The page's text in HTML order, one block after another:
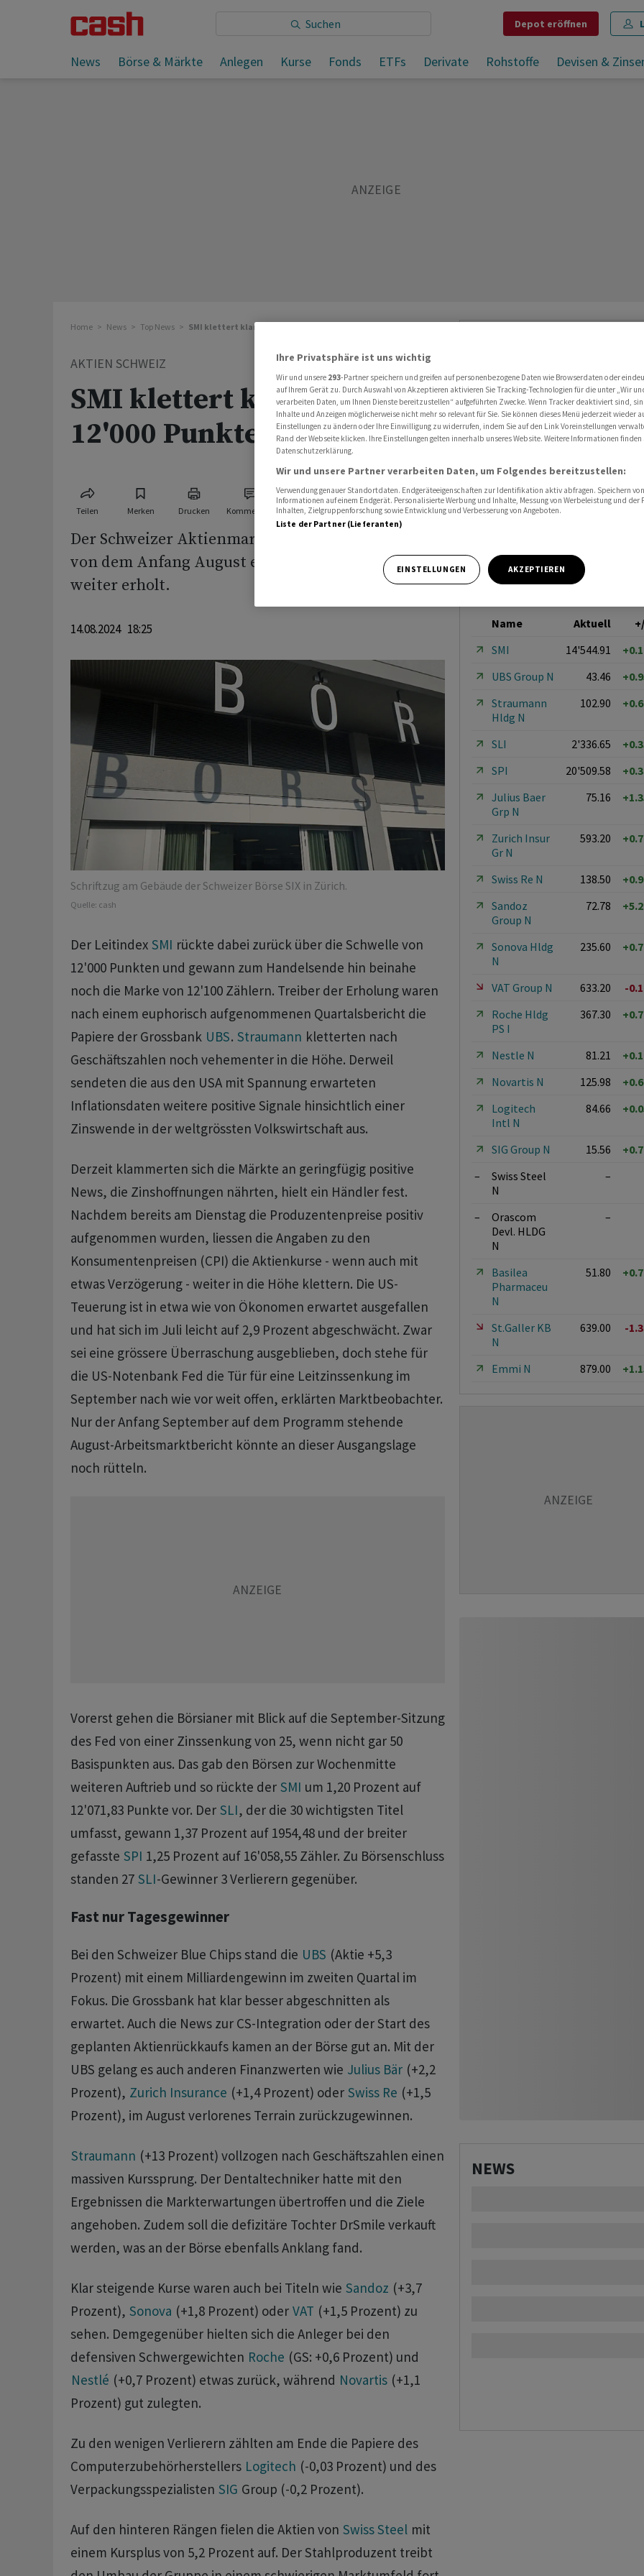
Depot eröffnen
News Börse & Märkte Anlegen Kurse Fonds ETFs Derivate Rohstoffe Devisen &
Sie lesen: SMI klettert klar über 12'000 Punkte
Teilen Merken Drucken Kommentare
Home News Top News SMI klettert klar über 12'000 Punkte
AKTIEN SCHWEIZ
SMI klettert klar über
12'000 Punkte
Teilen Merken Drucken Kommentare
Der Schweizer Aktienmarkt hat sich am Mittwoch
von dem Anfang August erlittenen Rückschlag
weiter erholt.
14.08.2024 18:25
Schriftzug am Gebäude der Schweizer Börse SIX in Zürich.
Quelle: cash
Der Leitindex SMI rückte dabei zurück über die Schwelle von
12'000 Punkten und gewann zum Handelsende hin beinahe
noch die Marke von 12'100 Zählern. Treiber der Erholung waren
nach einem euphorisch aufgenommenen Quartalsbericht die
Papiere der Grossbank UBS. Straumann kletterten nach
Geschäftszahlen noch vehementer in die Höhe. Derweil
sendeten die aus den USA mit Spannung erwarteten
Inflationsdaten weitere positive Signale hinsichtlich einer
Zinswende in der weltgrössten Volkswirtschaft aus.
Derzeit klammerten sich die Märkte an geringfügig positive
News, die Zinshoffnungen nährten, hielt ein Händler fest.
Nachdem bereits am Dienstag die Produzentenpreise positiv
aufgenommen wurden, liessen die Angaben zu den
Konsumentenpreisen (CPI) die Aktienkurse - wenn auch mit
etwas Verzögerung - weiter in die Höhe klettern. Die US-
Teuerung ist in etwa wie von Ökonomen erwartet ausgefallen
und hat sich im Juli leicht auf 2,9 Prozent abgeschwächt. Zwar
sei eine grössere Überraschung ausgeblieben, doch stehe für
die US-Notenbank Fed die Tür für eine Leitzinssenkung im
September nach wie vor weit offen, erklärten Marktbeobachter.
Nur der Anfang September auf dem Programm stehende
August-Arbeitsmarktbericht könnte an dieser Ausgangslage
noch rütteln.
Vorerst gehen die Börsianer mit Blick auf die September-Sitzung
des Fed von einer Zinssenkung von 25, wenn nicht gar 50
Basispunkten aus. Das gab den Börsen zur Wochenmitte
weiteren Auftrieb und so rückte der SMI um 1,20 Prozent auf
12'071,83 Punkte vor. Der SLI, der die 30 wichtigsten Titel
umfasst, gewann 1,37 Prozent auf 1954,48 und der breiter
gefasste SPI 1,25 Prozent auf 16'058,55 Zähler. Zu Börsenschluss
standen 27 SLI-Gewinner 3 Verlierern gegenüber.
Fast nur Tagesgewinner
Bei den Schweizer Blue Chips stand die UBS (Aktie +5,3
Prozent) mit einem Milliardengewinn im zweiten Quartal im
Fokus. Die Grossbank hat klar besser abgeschnitten als
erwartet. Auch die News zur CS-Integration oder der Start des
geplanten Aktienrückkaufs kamen an der Börse gut an. Mit der
UBS gelang es auch anderen Finanzwerten wie Julius Bär (+2,2
Prozent), Zurich Insurance (+1,4 Prozent) oder Swiss Re (+1,5
Prozent), im August verlorenes Terrain zurückzugewinnen.
Straumann (+13 Prozent) vollzogen nach Geschäftszahlen einen
massiven Kurssprung. Der Dentaltechniker hatte mit den
Ergebnissen die Markterwartungen übertroffen und die Ziele
angehoben. Zudem soll die defizitäre Tochter DrSmile verkauft
werden, was an der Börse ebenfalls Anklang fand.
Klar steigende Kurse waren auch bei Titeln wie Sandoz (+3,7
Prozent), Sonova (+1,8 Prozent) oder VAT (+1,5 Prozent) zu
sehen. Demgegenüber hielten sich die Anleger bei den
defensiven Schwergewichten Roche (GS: +0,6 Prozent) und
Nestlé (+0,7 Prozent) etwas zurück, während Novartis (+1,1
Prozent) gut zulegten.
Zu den wenigen Verlierern zählten am Ende die Papiere des
Computerzubehörherstellers Logitech (-0,03 Prozent) und des
Verpackungsspezialisten SIG Group (-0,2 Prozent).
Auf den hinteren Rängen fielen die Aktien von Swiss Steel mit
einem Kursplus von 5,2 Prozent auf. Der Stahlproduzent treibt
Name Aktuell
SMI
14'544.91
UBS Group N
43.46
Straumann
Hldg N
102.90
SLI 2'336.65
SPI
20'509.58
Julius Baer
Grp N
75.16
Zurich Insur
Gr N
593.20
Swiss Re N 138.50
Sandoz
Group N
72.78
Sonova Hldg
N
235.60
VAT Group N 633.20
-
Roche Hldg
PS I
367.30
Nestle N 81.21
Novartis N
125.98
Logitech
Intl N
84.66
SIG Group N 15.56
–
Swiss Steel
N
–
–
Orascom
Devl. HLDG
N
–
Basilea
Pharmaceu
N
51.80
St.Galler KB
N
639.00 -
Emmi N 879.00
NEWS
Ihre Privatsphäre ist uns wichtig
Wir und unsere 293-Partner speichern und greifen auf personenbezogene Daten wie Browserdaten oder
auf Ihrem Gerät zu. Durch Auswahl von Akzeptieren aktivieren Sie Tracking-Technologien für die unter „Wir
verarbeiten Daten, um Ihnen Dienste bereitzustellen“ aufgeführten Zwecke. Wenn Tracker deaktiviert sind,
Inhalte und Anzeigen möglicherweise nicht mehr so relevant für Sie. Sie können dieses Menü jederzeit wieder
Einstellungen zu ändern oder Ihre Einwilligung zu widerrufen, indem Sie auf den Link Voreinstellungen
Rand der Webseite klicken. Ihre Einstellungen gelten innerhalb unseres Website. Weitere Informationen finden
Datenschutzerklärung.
Wir und unsere Partner verarbeiten Daten, um Folgendes bereitzustellen:
Verwendung genauer Standortdaten. Endgeräteeigenschaften zur Identifikation aktiv abfragen. Speichern
Informationen auf einem Endgerät. Personalisierte Werbung und Inhalte, Messung von Werbeleistung und der
Inhalten, Zielgruppenforschung sowie Entwicklung und Verbesserung von Angeboten.
Liste der Partner (Lieferanten)
EINSTELLUNGEN AKZEPTIEREN